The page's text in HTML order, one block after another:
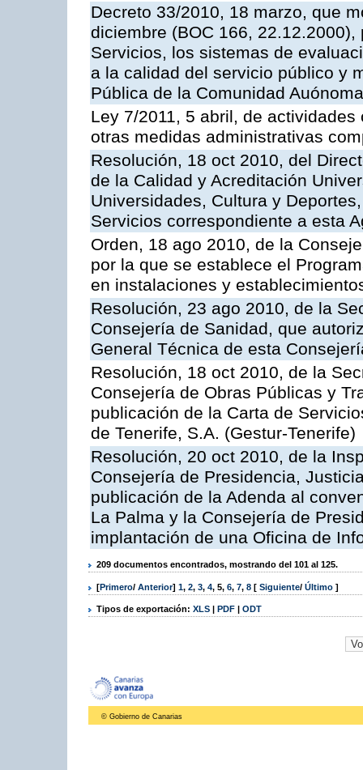
Decreto 33/2010, 18 marzo, que
diciembre (BOC 166,
Servicios, los sistemas de
a la calidad del servicio público y
Pública de la Comunidad
Ley 7/2011, 5 abril, de
otras medidas administrativas
Resolución, 18 oct 2010, del
de la Calidad y Acreditación
Universidades, Cultura y
Servicios correspondiente a esta
Orden, 18 ago 2010, de la
por la que se establece el
en instalaciones y
Resolución, 23 ago 2010, de la
Consejería de Sanidad, que
General Técnica de esta
Resolución, 18 oct 2010, de la
Consejería de Obras Públicas y
publicación de la Carta de
de Tenerife, S.A. (Gestur-Tenerife)
Resolución, 20 oct 2010, de la
Consejería de Presidencia,
publicación de la Adenda al
La Palma y la Consejería de
implantación de una Oficina de
209 documentos encontrados, mostrando del 101 al 125.
[Primero/ Anterior] 1, 2, 3, 4, 5, 6, 7, 8 [ Siguiente/ Último ]
Tipos de exportación: XLS | PDF | ODT
© Gobierno de Canarias